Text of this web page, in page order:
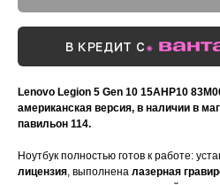
В КРЕДИТ С
Lenovo Legion 5 Gen 10 15AHP10
американская версия, в наличии в
павильон 114.
Ноутбук полностью готов к работе:
лицензия, выполнена лазерная